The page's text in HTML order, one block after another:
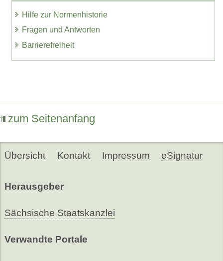
Hilfe zur Normenhistorie
Fragen und Antworten
Barrierefreiheit
zum Seitenanfang
Übersicht Kontakt Impressum eSignatur
Herausgeber
Sächsische Staatskanzlei
Verwandte Portale